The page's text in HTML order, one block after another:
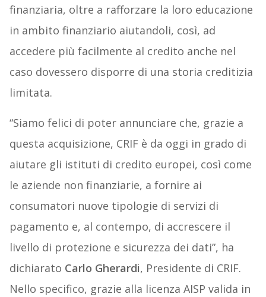
finanziaria, oltre a rafforzare la loro educazione
in ambito finanziario aiutandoli, così, ad
accedere più facilmente al credito anche nel
caso dovessero disporre di una storia creditizia
limitata.
“Siamo felici di poter annunciare che, grazie a
questa acquisizione, CRIF è da oggi in grado di
aiutare gli istituti di credito europei, così come
le aziende non finanziarie, a fornire ai
consumatori nuove tipologie di servizi di
pagamento e, al contempo, di accrescere il
livello di protezione e sicurezza dei dati”, ha
dichiarato Carlo Gherardi, Presidente di CRIF.
Nello specifico, grazie alla licenza AISP valida in